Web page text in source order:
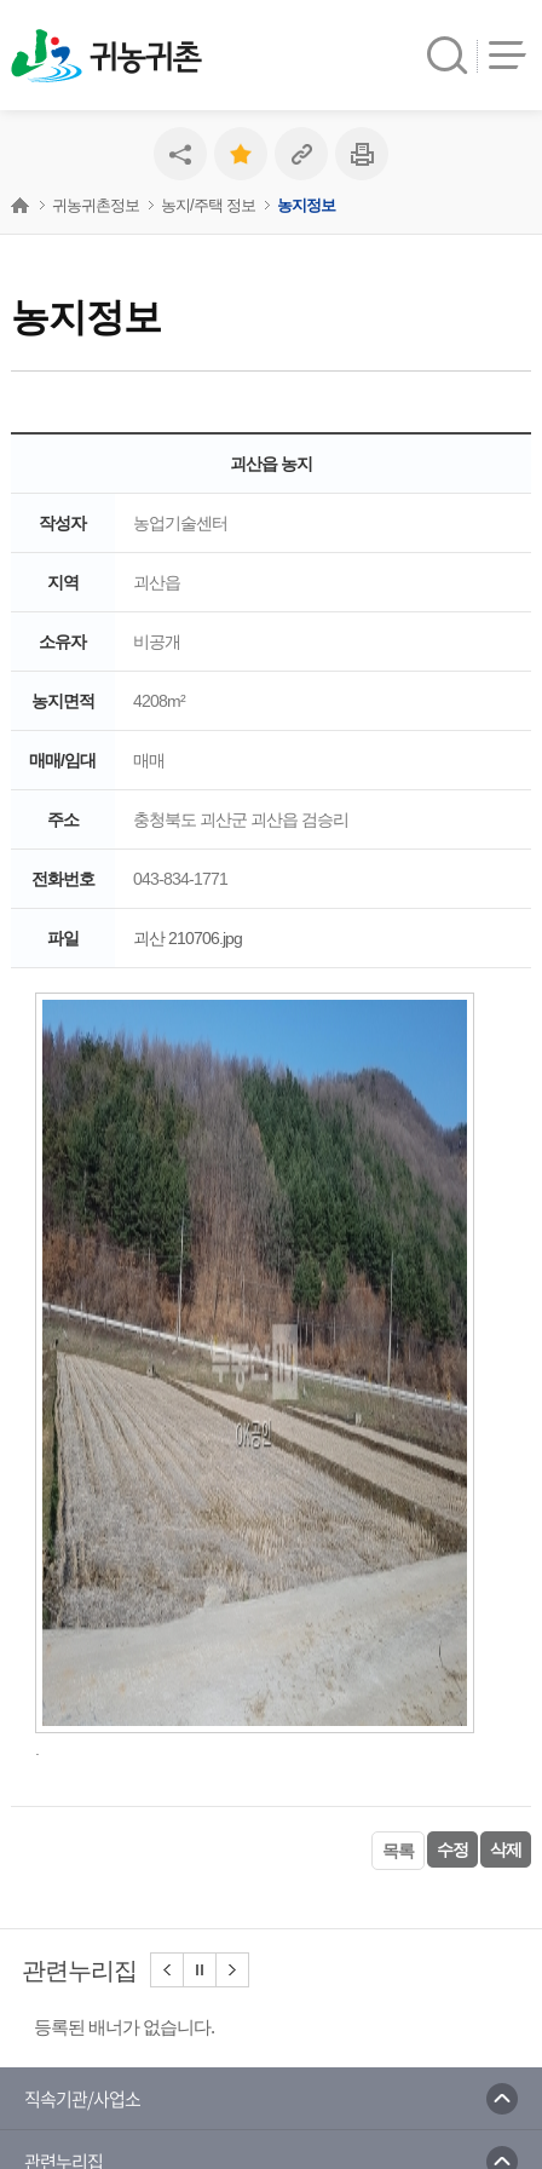
귀농귀촌
농지정보
귀농귀촌정보 농지/주택 정보 농지정보
괴산읍 농지
작성자 농업기술센터
지역 괴산읍
소유자 비공개
농지면적 4208m²
매매/임대 매매
주소 충청북도 괴산군 괴산읍 검승리
전화번호 043-834-1771
파일 괴산 210706.jpg
목록 수정 삭제
관련누리집
등록된 배너가 없습니다.
직속기관/사업소
관련누리집